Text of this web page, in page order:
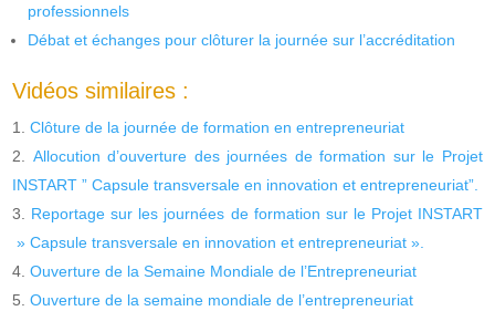
professionnels
Débat et échanges pour clôturer la journée sur l’accréditation
Vidéos similaires :
Clôture de la journée de formation en entrepreneuriat
Allocution d’ouverture des journées de formation sur le Projet
INSTART ” Capsule transversale en innovation et entrepreneuriat”.
Reportage sur les journées de formation sur le Projet INSTART
» Capsule transversale en innovation et entrepreneuriat ».
Ouverture de la Semaine Mondiale de l’Entrepreneuriat
Ouverture de la semaine mondiale de l’entrepreneuriat